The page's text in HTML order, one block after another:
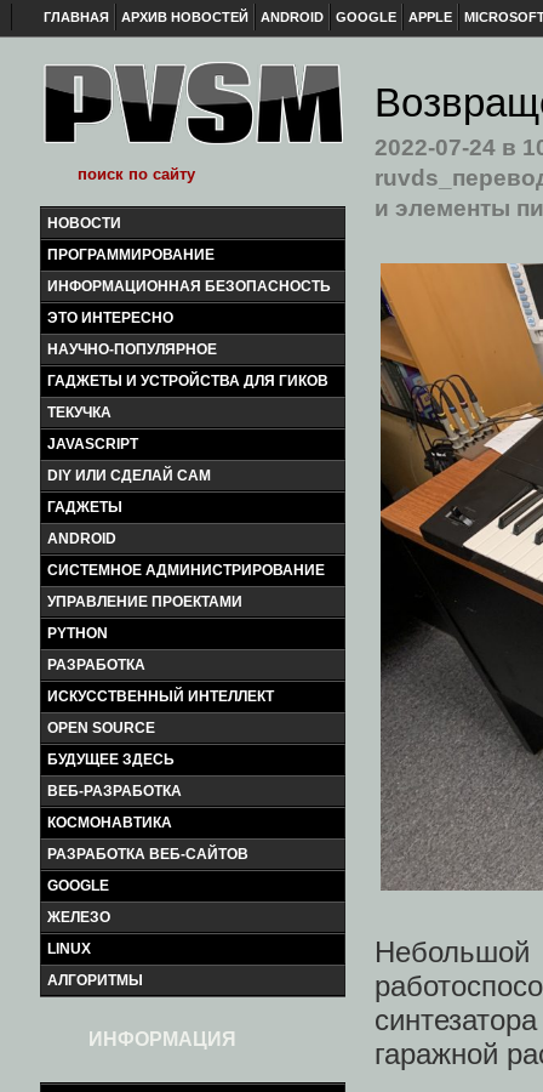
ГЛАВНАЯ АРХИВ НОВОСТЕЙ ANDROID GOOGLE APPLE
НОВОСТИ
ПРОГРАММИРОВАНИЕ
ИНФОРМАЦИОННАЯ БЕЗОПАСНОСТЬ
ЭТО ИНТЕРЕСНО
НАУЧНО-ПОПУЛЯРНОЕ
ГАДЖЕТЫ И УСТРОЙСТВА ДЛЯ ГИКОВ
ТЕКУЧКА
JAVASCRIPT
DIY ИЛИ СДЕЛАЙ САМ
ГАДЖЕТЫ
ANDROID
СИСТЕМНОЕ АДМИНИСТРИРОВАНИЕ
УПРАВЛЕНИЕ ПРОЕКТАМИ
PYTHON
РАЗРАБОТКА
ИСКУССТВЕННЫЙ ИНТЕЛЛЕКТ
OPEN SOURCE
БУДУЩЕЕ ЗДЕСЬ
ВЕБ-РАЗРАБОТКА
КОСМОНАВТИКА
РАЗРАБОТКА ВЕБ-САЙТОВ
GOOGLE
ЖЕЛЕЗО
LINUX
АЛГОРИТМЫ
ИНФОРМАЦИЯ
2022-07-24 в
и элементы
Небольшой
гаражной